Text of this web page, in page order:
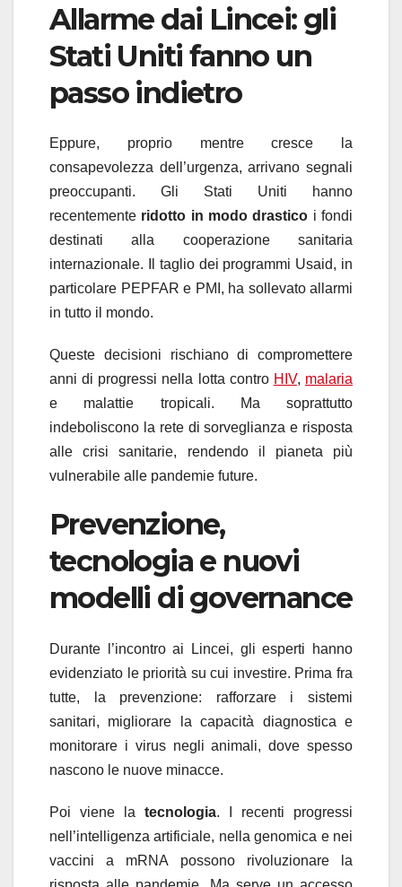
Allarme dai Lincei: gli
Stati Uniti fanno un
passo indietro
Eppure, proprio mentre cresce la
consapevolezza dell’urgenza, arrivano segnali
preoccupanti. Gli Stati Uniti hanno
recentemente ridotto in modo drastico i fondi
destinati alla cooperazione sanitaria
internazionale. Il taglio dei programmi Usaid, in
particolare PEPFAR e PMI, ha sollevato allarmi
in tutto il mondo.
Queste decisioni rischiano di compromettere
anni di progressi nella lotta contro HIV, malaria
e malattie tropicali. Ma soprattutto
indeboliscono la rete di sorveglianza e risposta
alle crisi sanitarie, rendendo il pianeta più
vulnerabile alle pandemie future.
Prevenzione,
tecnologia e nuovi
modelli di governance
Durante l’incontro ai Lincei, gli esperti hanno
evidenziato le priorità su cui investire. Prima fra
tutte, la prevenzione: rafforzare i sistemi
sanitari, migliorare la capacità diagnostica e
monitorare i virus negli animali, dove spesso
nascono le nuove minacce.
Poi viene la tecnologia. I recenti progressi
nell’intelligenza artificiale, nella genomica e nei
vaccini a mRNA possono rivoluzionare la